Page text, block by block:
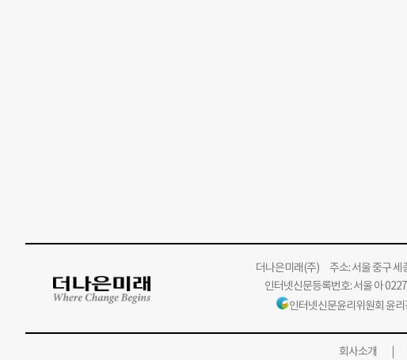
더나은미래(주)주소: 서울 중구 세
인터넷신문등록번호: 서울 아
인터넷신문윤리위원회 윤
회사소개